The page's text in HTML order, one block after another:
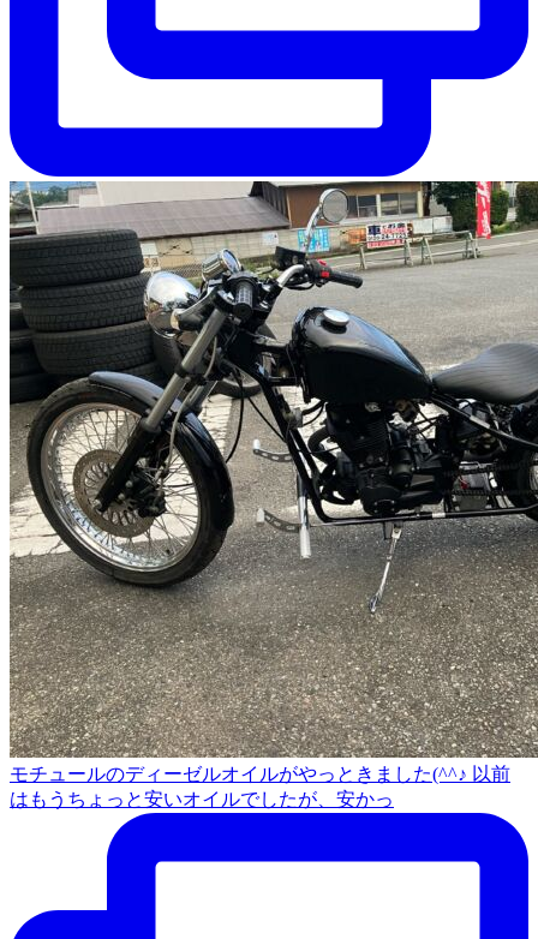
モチュールのディーゼルオイルがやっときました(^^♪ 以前
はもうちょっと安いオイルでしたが、安かっ